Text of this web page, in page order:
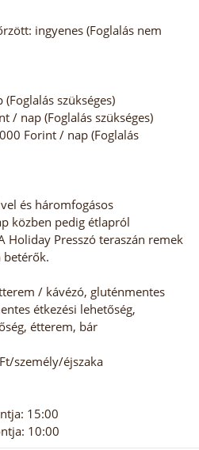
ingyenes (Foglalás nem
szükséges)
/ nap (Foglalás szükséges)
Forint / nap (Foglalás
és háromfogásos
közben pedig étlapról
Holiday Presszó teraszán remek
betérők.
/ kávézó, gluténmentes
étkezési lehetőség,
étterem, bár
személy/éjszaka
15:00
10:00